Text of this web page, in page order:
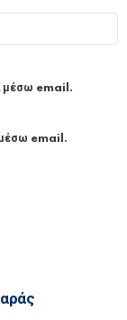
μέσω email.
μέσω email.